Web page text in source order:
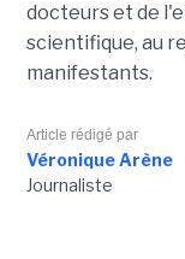
docteurs et de
scientifique, au
manifestants.
Article rédigé par
Véronique Arène
Journaliste